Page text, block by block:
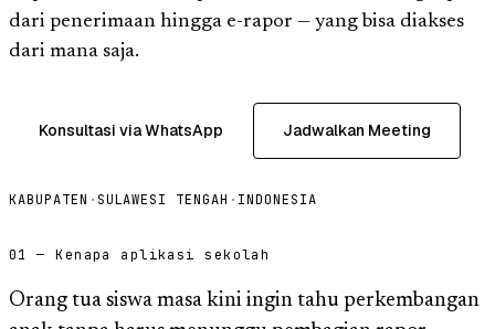
dari penerimaan hingga e-rapor — yang bisa diakses
dari mana saja.
Konsultasi via WhatsApp Jadwalkan Meeting
KABUPATEN · SULAWESI TENGAH · INDONESIA
01 — Kenapa aplikasi sekolah
Orang tua siswa masa kini ingin tahu perkembangan